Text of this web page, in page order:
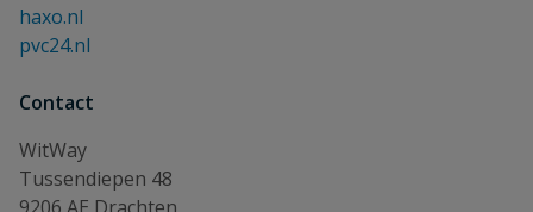
haxo.nl
pvc24.nl
Contact
WitWay
Tussendiepen 48